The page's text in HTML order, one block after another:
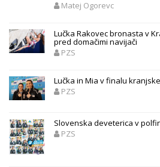
Matej Ogorevc
Lučka Rakovec bronasta v
pred domačimi navijači
PZS
Lučka in Mia v finalu
PZS
Slovenska deveterica v
PZS